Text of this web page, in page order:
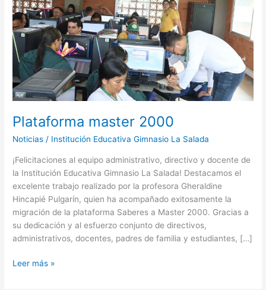
Plataforma master 2000
Noticias / Institución Educativa Gimnasio La Salada
¡Felicitaciones al equipo administrativo, directivo y docente de
la Institución Educativa Gimnasio La Salada! Destacamos el
excelente trabajo realizado por la profesora Gheraldine
Hincapié Pulgarín, quien ha acompañado exitosamente la
migración de la plataforma Saberes a Master 2000. Gracias a
su dedicación y al esfuerzo conjunto de directivos,
administrativos, docentes, padres de familia y estudiantes, […]
2000
Leer más »